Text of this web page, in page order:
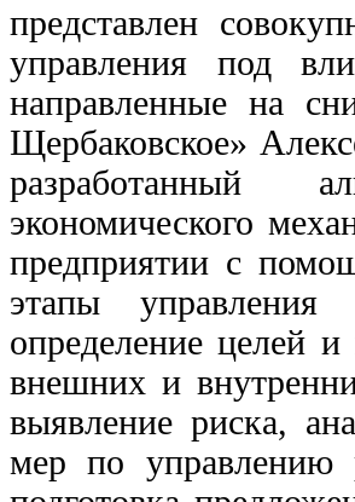
представлен
управления под
направленные на
Щербаковское»
разработанный
экономического
предприятии с
этапы управления
определение целей
внешних и
выявление риска,
мер по управлению